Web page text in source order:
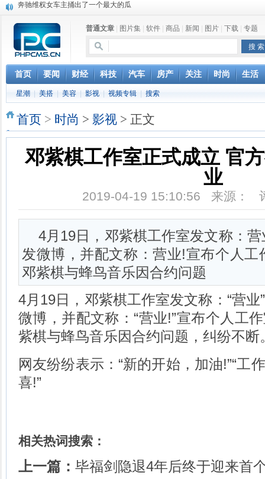
苹果MacOS曝新功能：将iPad作为拓展屏
苹果与高通和解 英特尔失去重要移动客户
小米高管：虽然高通与苹果和解，但5G iPhone最快明年下半年发布
iOS 13加入黑暗模式 多功能加持6月份见
高通与苹果达成和解，双方达成6年许可协议
巴黎圣母院大火肆虐，人类文明的一场浩劫
普通文章 图片集 软件 商品 新闻 图片 下载 专题
首页 要闻 财经 科技 汽车 房产 关注 时尚 生活
星潮 美搭 美容 影视 视频专辑 搜索
首页 > 时尚 > 影视 > 正文
邓紫棋工作室正式成立 官
业
2019-04-19 15:10:56 来源：
4月19日，邓紫棋工作室发文称：
发微博，并配文称：营业!宣布个人
邓紫棋与蜂鸟音乐因合约问题
4月19日，邓紫棋工作室发文称：“营
微博，并配文称：“营业!”宣布个人工
紫棋与蜂鸟音乐因合约问题，纠纷不断
网友纷纷表示：“新的开始，加油!”“工
喜!”
相关热词搜索：
上一篇： 毕福剑隐退4年后终于迎来首